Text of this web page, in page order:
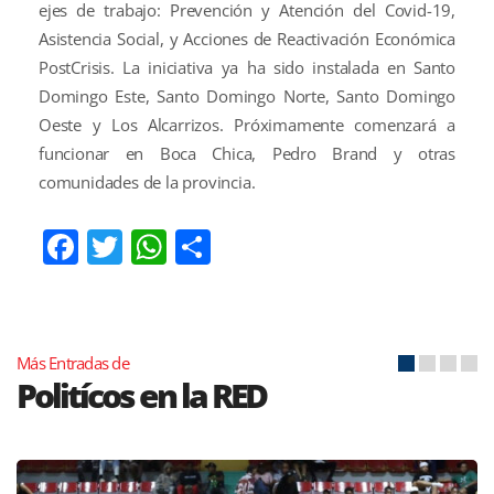
ejes de trabajo: Prevención y Atención del Covid-19,
Asistencia Social, y Acciones de Reactivación Económica
PostCrisis. La iniciativa ya ha sido instalada en Santo
Domingo Este, Santo Domingo Norte, Santo Domingo
Oeste y Los Alcarrizos. Próximamente comenzará a
funcionar en Boca Chica, Pedro Brand y otras
comunidades de la provincia.
Facebook
TwitterWhatsApp
Más Entradas de
Politícos en la RED